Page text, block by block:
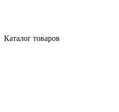
Каталог товаров